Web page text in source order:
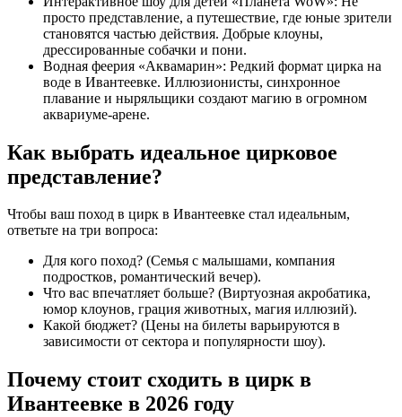
просто представление, а путешествие, где юные зрители
становятся частью действия. Добрые клоуны,
дрессированные собачки и пони.
Водная феерия «Аквамарин»: Редкий формат цирка на
воде в Ивантеевке. Иллюзионисты, синхронное
плавание и ныряльщики создают магию в огромном
аквариуме-арене.
Как выбрать идеальное цирковое
представление?
Чтобы ваш поход в цирк в Ивантеевке стал идеальным,
ответьте на три вопроса:
Для кого поход? (Семья с малышами, компания
подростков, романтический вечер).
Что вас впечатляет больше? (Виртуозная акробатика,
юмор клоунов, грация животных, магия иллюзий).
Какой бюджет? (Цены на билеты варьируются в
зависимости от сектора и популярности шоу).
Почему стоит сходить в цирк в
Ивантеевке в 2026 году